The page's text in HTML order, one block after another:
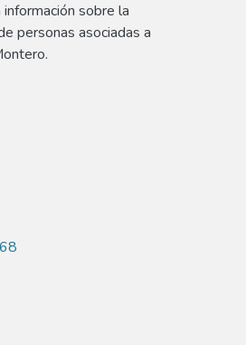
sobre la
personas asociadas a